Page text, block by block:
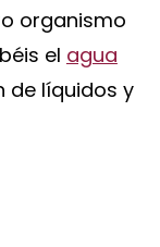
organismo
el agua
de líquidos y